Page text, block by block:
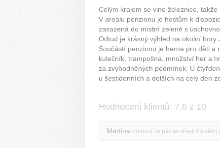
Celým krajem se vine železnice,
V areálu penzionu je hostům k
zasazená do místní zeleně s
Odtud je krásný výhled na okolní hory
Součástí penzionu je herna pro děti a
kulečník, trampolína, množství her a
za zvýhodněných podmínek. U
u šestidenních a delších na celý den
Hodnocení klientů: 7,6 z 10
Martina hodnotí za pár ve středním